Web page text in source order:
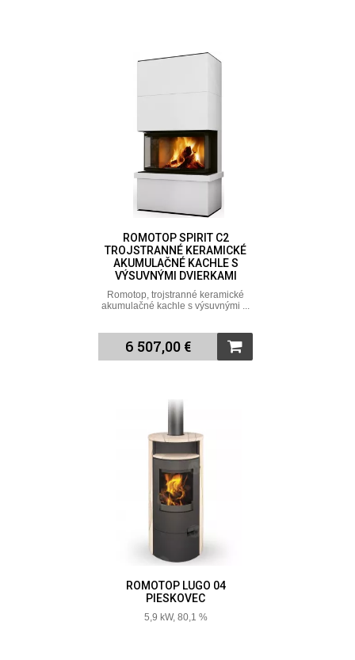
ROMOTOP SPIRIT C2
TROJSTRANNÉ KERAMICKÉ
AKUMULAČNÉ KACHLE S
VÝSUVNÝMI DVIERKAMI
Romotop, trojstranné keramické
akumulačné kachle s výsuvnými ...
6 507,00 €
ROMOTOP LUGO 04
PIESKOVEC
5,9 kW, 80,1 %